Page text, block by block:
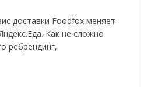
доставки Foodfox меняет
Как не сложно
ребрендинг,